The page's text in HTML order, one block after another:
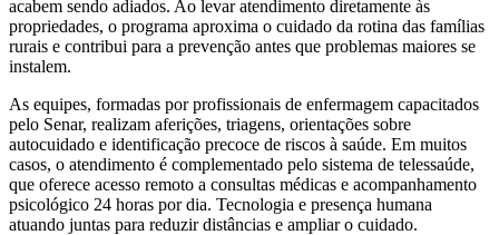
acabem sendo adiados. Ao levar atendimento diretamente às
propriedades, o programa aproxima o cuidado da rotina das famílias
rurais e contribui para a prevenção antes que problemas maiores se
instalem.
As equipes, formadas por profissionais de enfermagem capacitados
pelo Senar, realizam aferições, triagens, orientações sobre
autocuidado e identificação precoce de riscos à saúde. Em muitos
casos, o atendimento é complementado pelo sistema de telessaúde,
que oferece acesso remoto a consultas médicas e acompanhamento
psicológico 24 horas por dia. Tecnologia e presença humana
atuando juntas para reduzir distâncias e ampliar o cuidado.